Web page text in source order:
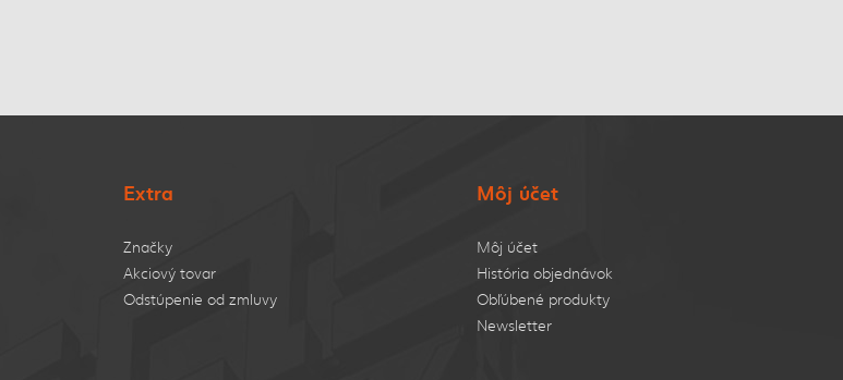
Extra
Značky
Akciový tovar
Odstúpenie od zmluvy
Môj účet
Môj účet
História objednávok
Obľúbené produkty
Newsletter